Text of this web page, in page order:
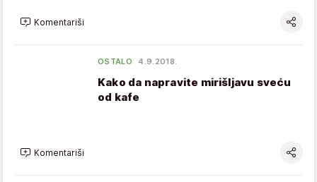
Komentariši
OSTALO 4.9.2018.
Kako da napravite mirišljavu sveću
od kafe
Komentariši